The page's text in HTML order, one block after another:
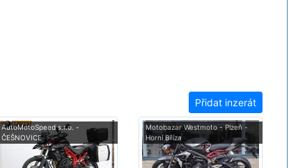
Přidat inzerát
AutoMotoSpeed s.r.o. -
ČEŠNOVICE
Motobazar Westmoto - Plzeň -
Horní Bříza